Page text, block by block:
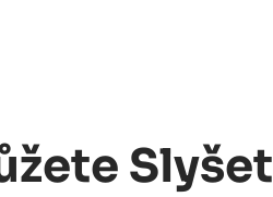
Slyšet